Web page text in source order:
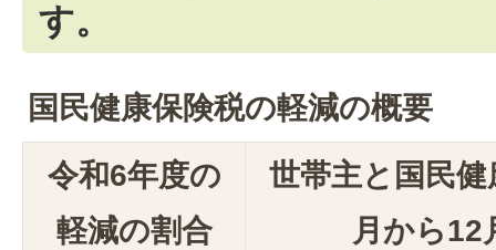
す。
国民健康保険税の軽減の概要
令和6年度の
軽減の割合
世帯主と国民
月から12